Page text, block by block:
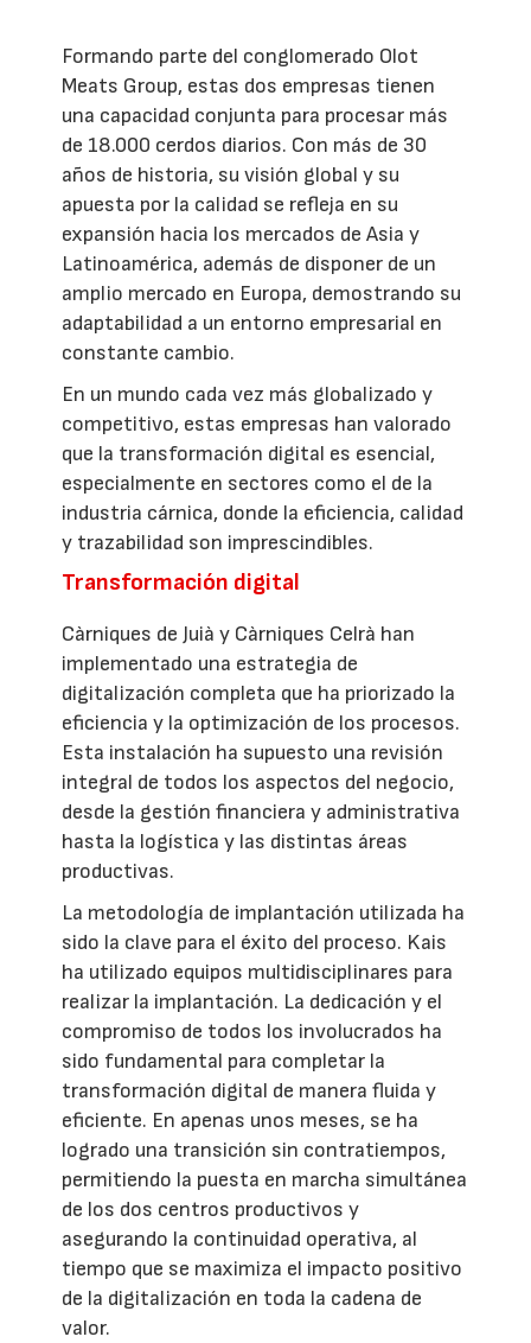
Formando parte del conglomerado Olot
Meats Group, estas dos empresas tienen
una capacidad conjunta para procesar más
de 18.000 cerdos diarios. Con más de 30
años de historia, su visión global y su
apuesta por la calidad se refleja en su
expansión hacia los mercados de Asia y
Latinoamérica, además de disponer de un
amplio mercado en Europa, demostrando su
adaptabilidad a un entorno empresarial en
constante cambio.
En un mundo cada vez más globalizado y
competitivo, estas empresas han valorado
que la transformación digital es esencial,
especialmente en sectores como el de la
industria cárnica, donde la eficiencia, calidad
y trazabilidad son imprescindibles.
Transformación digital
Càrniques de Juià y Càrniques Celrà han
implementado una estrategia de
digitalización completa que ha priorizado la
eficiencia y la optimización de los procesos.
Esta instalación ha supuesto una revisión
integral de todos los aspectos del negocio,
desde la gestión financiera y administrativa
hasta la logística y las distintas áreas
productivas.
La metodología de implantación utilizada ha
sido la clave para el éxito del proceso. Kais
ha utilizado equipos multidisciplinares para
realizar la implantación. La dedicación y el
compromiso de todos los involucrados ha
sido fundamental para completar la
transformación digital de manera fluida y
eficiente. En apenas unos meses, se ha
logrado una transición sin contratiempos,
permitiendo la puesta en marcha simultánea
de los dos centros productivos y
asegurando la continuidad operativa, al
tiempo que se maximiza el impacto positivo
de la digitalización en toda la cadena de
valor.